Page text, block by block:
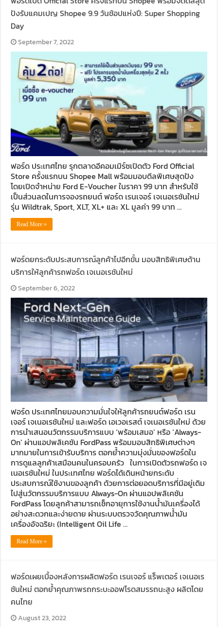
ปังรับแคมเปญ Shopee 9.9 วันช้อปแห่งปี: Super Shopping
Day
September 7, 2022
ฟอร์ด ประเทศไทย รุกตลาดอีคอมเมิร์ซเปิดตัว Ford Official
Store ครั้งแรกบน Shopee Mall พร้อมมอบดีลพิเศษสุดปัง
โดยเปิดจำหน่าย Ford E-Voucher ในราคา 99 บาท สำหรับใช้
เป็นส่วนลดในการจองรถยนต์ ฟอร์ด เรนเจอร์ เจเนอเรชันใหม่
รุ่น Wildtrak, Sport, XLT, XL+ และ XL มูลค่า 99 บาท …
Read More »
ฟอร์ดยกระดับประสบการณ์ลูกค้าไปอีกขั้น มอบสิทธิพิเศษด้าน
บริการให้ลูกค้ารถฟอร์ด เจเนอเรชันใหม่
September 6, 2022
ฟอร์ด ประเทศไทยมอบความมั่นใจให้ลูกค้ารถยนต์ฟอร์ด เรน
เจอร์ เจเนอเรชันใหม่ และฟอร์ด เอเวอเรสต์ เจเนอเรชันใหม่ ด้วย
การนำเสนอนวัตกรรมบริการแบบ ‘พร้อมเสมอ’ หรือ ‘Always-
On’ ผ่านแอปพลิเคชัน FordPass พร้อมมอบสิทธิพิเศษต่างๆ
มากมายในการเข้ารับบริการ ตอกย้ำความมุ่งมั่นของฟอร์ดใน
การดูแลลูกค้าเสมือนคนในครอบครัว ในการเปิดตัวรถฟอร์ด เจ
เนอเรชันใหม่ ในประเทศไทย ฟอร์ดได้เดินหน้ายกระดับ
ประสบการณ์ใช้งานของลูกค้า ด้วยการต่อยอดบริการที่มีอยู่เดิม
ไปสู่นวัตกรรมบริการแบบ Always-On ผ่านแอปพลิเคชัน
FordPass โดยลูกค้าสามารถเช็กอายุการใช้งานน้ำมันเครื่องได้
อย่างสะดวกและง่ายดาย ผ่านระบบตรวจวัดคุณภาพน้ำมัน
เครื่องอัจฉริยะ (Intelligent Oil Life …
Read More »
ฟอร์ดเผยเบื้องหลังการผลิตฟอร์ด เรนเจอร์ แร็พเตอร์ เจเนอเร
ชันใหม่ ตอกย้ำคุณภาพรถกระบะออฟโรดสมรรถนะสูง ผลิตโดย
คนไทย
August 23, 2022